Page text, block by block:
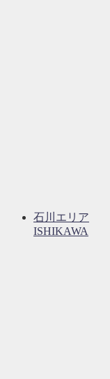
石川エリア
ISHIKAWA